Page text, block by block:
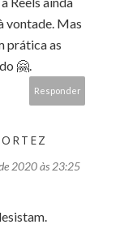
vontade. Mas
prática as
🤗.
Responder
2020 às 23:25